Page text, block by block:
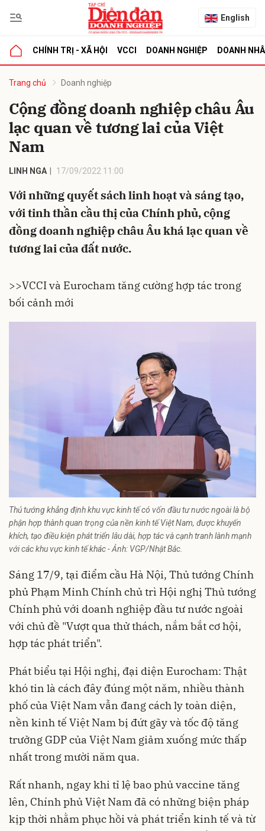
English
CHÍNH TRỊ - XÃ HỘI VCCI DOANH NGHIỆP DOANH
Trang chủ Doanh nghiệp
Cộng đồng doanh nghiệp châu Âu
lạc quan về tương lai của Việt
Nam
LINH NGA 17/09/2022 11:00
Với những quyết sách linh hoạt và sáng tạo,
với tinh thần cầu thị của Chính phủ, cộng
đồng doanh nghiệp châu Âu khá lạc quan về
tương lai của đất nước.
>>VCCI và Eurocham tăng cường hợp tác trong
bối cảnh mới
Thủ tướng khẳng định khu vực kinh tế có vốn đầu tư nước ngoài là bộ
phận hợp thành quan trọng của nền kinh tế Việt Nam, được khuyến
khích, tạo điều kiện phát triển lâu dài, hợp tác và cạnh tranh lành mạnh
với các khu vực kinh tế khác - Ảnh: VGP/Nhật Bắc.
Sáng 17/9, tại điểm cầu Hà Nội, Thủ tướng Chính
phủ Phạm Minh Chính chủ trì Hội nghị Thủ tướng
Chính phủ với doanh nghiệp đầu tư nước ngoài
với chủ đề "Vượt qua thử thách, nắm bắt cơ hội,
hợp tác phát triển".
Phát biểu tại Hội nghị, đại diện Eurocham: Thật
khó tin là cách đây đúng một năm, nhiều thành
phố của Việt Nam vẫn đang cách ly toàn diện,
nền kinh tế Việt Nam bị đứt gãy và tốc độ tăng
trưởng GDP của Việt Nam giảm xuống mức thấp
nhất trong mười năm qua.
Rất nhanh, ngay khi tỉ lệ bao phủ vaccine tăng
lên, Chính phủ Việt Nam đã có những biện pháp
kịp thời nhằm phục hồi và phát triển kinh tế và từ
luận
Hủy